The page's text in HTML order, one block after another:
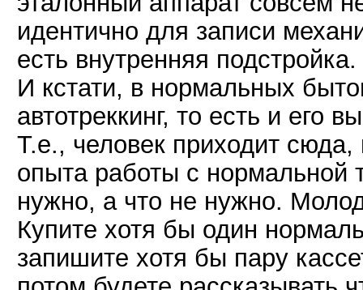
идентично для записи
есть внутренняя подстройка.
И кстати, в нормальных
автотреккинг, то есть и его
Т.е., человек приходит
опыта работы с нормальной
нужно, а что не нужно.
Купите хотя бы один
запишите хотя бы пару